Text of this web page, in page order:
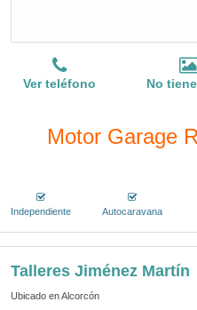
Ver teléfono No
Motor Garage
Independiente Autocaravana
Talleres Jiménez Martín
Ubicado en Alcorcón